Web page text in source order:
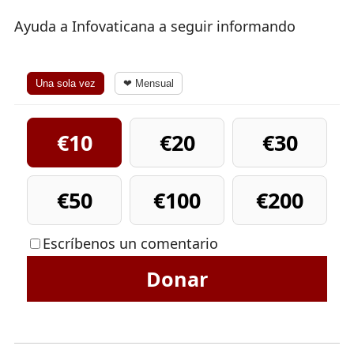
Ayuda a Infovaticana a seguir informando
Una sola vez ❤ Mensual
€10 €20
€30
€50
€100 €200
Escríbenos un comentario
Donar